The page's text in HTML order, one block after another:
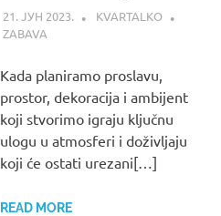
21. ЈУН 2023.
KVARTALKO
ZABAVA
Kada planiramo proslavu,
prostor, dekoracija i ambijent
koji stvorimo igraju ključnu
ulogu u atmosferi i doživljaju
koji će ostati urezani[…]
READ MORE